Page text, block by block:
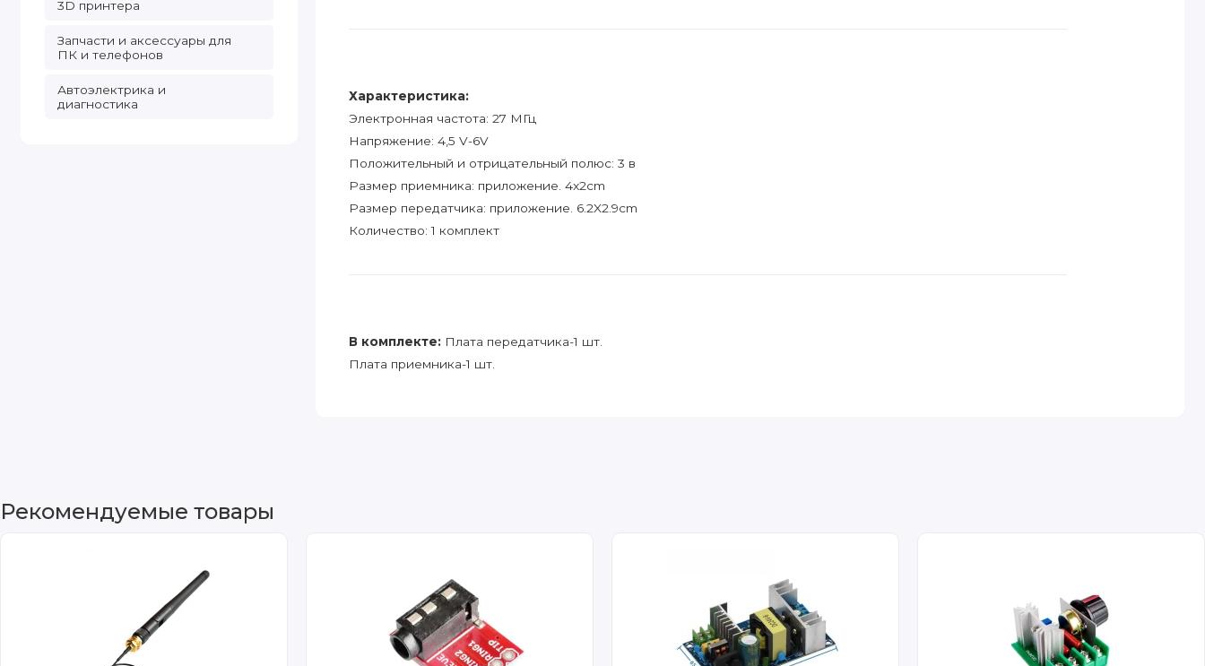
3D принтера
Запчасти и аксессуары для
ПК и телефонов
Автоэлектрика и
диагностика
Характеристика:
Электронная частота: 27 МГц
Напряжение: 4,5 V-6V
Положительный и отрицательный полюс: 3 в
Размер приемника: приложение. 4x2cm
Размер передатчика: приложение. 6.2X2.9cm
Количество: 1 комплект
В комплекте:Плата передатчика-1 шт.
Плата приемника-1 шт.
Рекомендуемые товары